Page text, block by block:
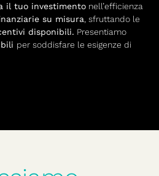
il tuo investimento nell’efficienza
su misura , sfruttando le
disponibili. Presentiamo
per soddisfare le esigenze di